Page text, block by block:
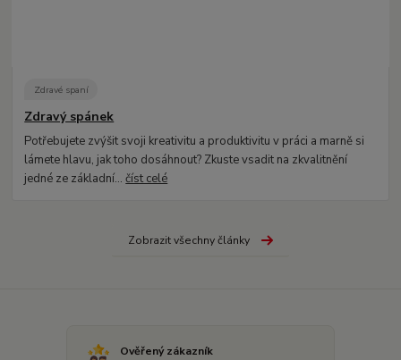
Zdravé spaní
Zdravý spánek
Potřebujete zvýšit svoji kreativitu a produktivitu v práci a marně si
lámete hlavu, jak toho dosáhnout? Zkuste vsadit na zkvalitnění
jedné ze základní...číst celé
Zobrazit všechny články
Ověřený zákazník